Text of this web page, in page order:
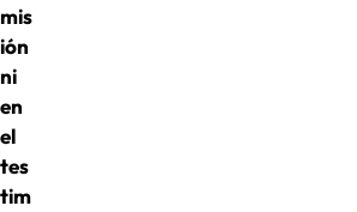
mis
ión
ni
en
el
tes
tim